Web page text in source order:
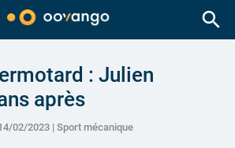
search
: Julien
après
02/2023 | Sport mécanique